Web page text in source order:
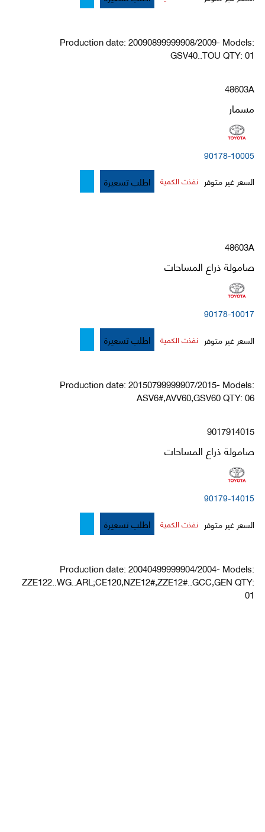
Production date: 20090899999908/2009- Models:
GSV40..TOU QTY: 01
48603A
مسمار
90178-10005
السعر غير متوفر نفذت الكمية اطلب تسعيرة
48603A
صامولة ذراع المساحات
90178-10017
السعر غير متوفر نفذت الكمية اطلب تسعيرة
Production date: 20150799999907/2015- Models:
ASV6#,AVV60,GSV60 QTY: 06
9017914015
صامولة ذراع المساحات
90179-14015
السعر غير متوفر نفذت الكمية اطلب تسعيرة
Production date: 20040499999904/2004- Models:
ZZE122..WG..ARL;CE120,NZE12#,ZZE12#..GCC,GEN QTY:
01